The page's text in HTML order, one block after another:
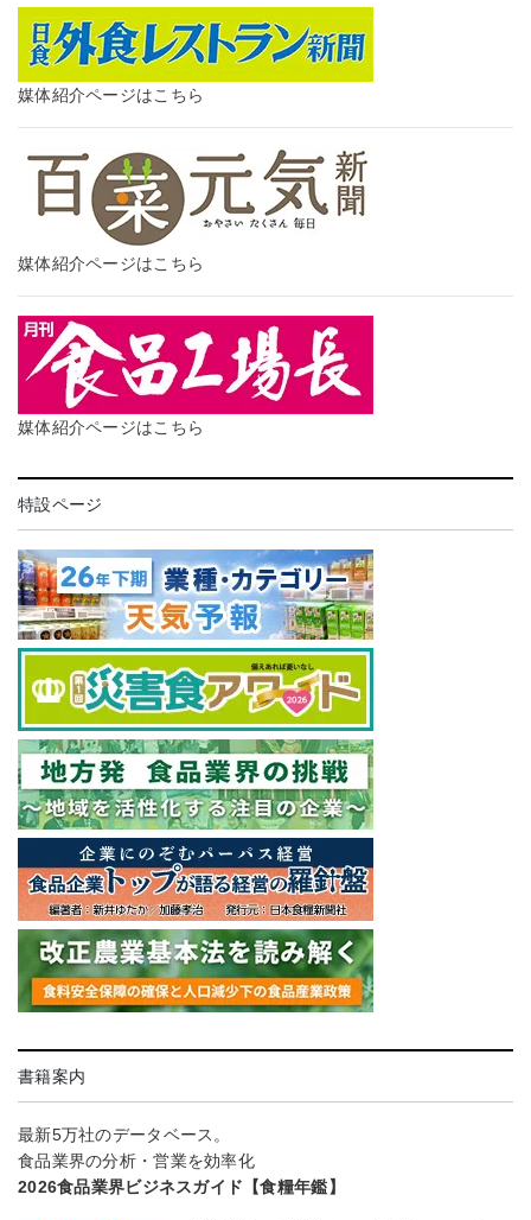
媒体紹介ページはこちら
媒体紹介ページはこちら
媒体紹介ページはこちら
特設ページ
書籍案内
最新5万社のデータベース。
食品業界の分析・営業を効率化
2026食品業界ビジネスガイド【食糧年鑑】